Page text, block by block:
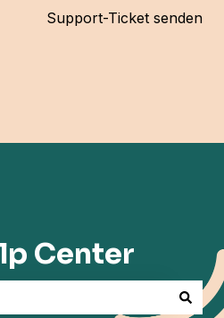
Übersetzungen anzeigen
Support-Ticket senden
Center